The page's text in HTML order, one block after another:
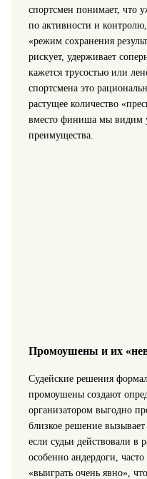
спортсмен понимает, что
по активности и
«режим сохранения
рискует, удерживает
кажется трусостью или
спортсмена это
растущее количество
вместо финиша мы видим
преимущества.
Промоушены и их
Судейские решения
промоушены создают
организатором выгодно
близкое решение
если судьи действовали в
особенно андердоги,
«выиграть очень явно»,